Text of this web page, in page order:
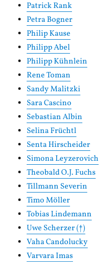
Patrick Rank
Petra Bogner
Philip Kause
Philipp Abel
Philipp Kühnlein
Rene Toman
Sandy Malitzki
Sara Cascino
Sebastian Albin
Selina Früchtl
Senta Hirscheider
Simona Leyzerovich
Theobald O.J. Fuchs
Tillmann Severin
Timo Möller
Tobias Lindemann
Uwe Scherzer (†)
Vaha Candolucky
Varvara Imas